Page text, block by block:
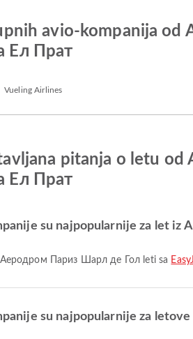
avio-kompanija
Ел Прат
Vueling Airlines
pitanja o letu
Ел Прат
su najpopularnije za let iz
Aеродром Париз Шарл де Гол leti sa
su najpopularnije za